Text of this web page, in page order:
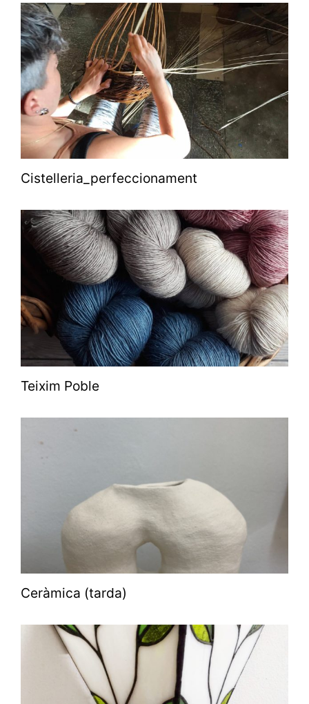
Cistelleria_perfeccionament
Teixim Poble
Ceràmica (tarda)